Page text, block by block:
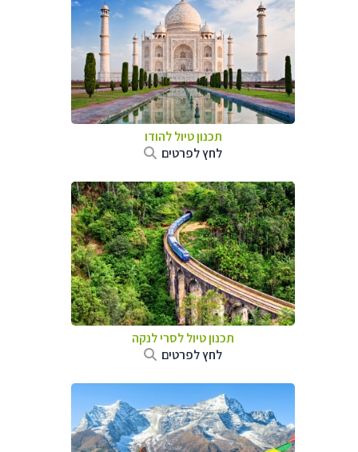
תכנון טיוללהודו
לחץ לפרטים
תכנון טיוללסרי לנקה
לחץ לפרטים